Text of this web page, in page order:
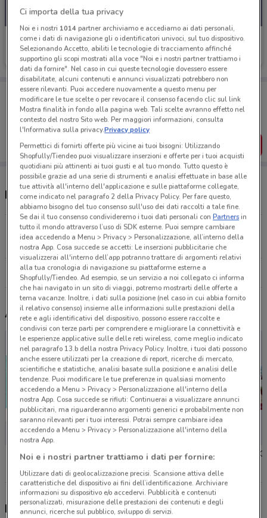
+ Medical Parafarmacia
Scade il 08/09 20.1 km
Porta DoveConviene sempre con te!
Puoi trovare le migliori offerte dei negozi vicino a te,
salvarle e creare la tua lista del risparmio, comodamente
dal tuo cellulare.
SCARICA L’APP
Negozi + Medical Parafarmacia a Napoli
Ss 87 Caserta
20.1 km
Tutti i negozi + Medical Parafarmacia
Altri volantini nelle vicinanze
VisionOttica VisionOttica
Nuovi prodotti da provare
Ci importa della tua privacy
Noi e i nostri 1014partner archiviamo e accediamo ai dati personali,
come i dati di navigazione gli o identificatori univoci, sul tuo dispositivo.
Selezionando Accetto, abiliti le tecnologie di tracciamento affinché
supportino gli scopi mostrati alla voce "Noi e i nostri partner trattiamo i
dati da fornire". Nel caso in cui queste tecnologie dovessero essere
disabilitate, alcuni contenuti e annunci visualizzati potrebbero non
essere rilevanti. Puoi accedere nuovamente a questo menu per
modificare le tue scelte o per revocare il consenso facendo clic sul link
Mostra finalità in fondo alla pagina web. Tali scelte avranno effetto nel
contesto del nostro Sito web. Per maggiori informazioni, consulta
l'Informativa sulla privacy.Privacy policy
Permettici di fornirti offerte più vicine ai tuoi bisogni: Utilizzando
Shopfully/Tiendeo puoi visualizzare inserzioni e offerte per i tuoi acquisti
quotidiani più attinenti ai tuoi gusti e al tuo mondo. Tutto questo è
possibile grazie ad una serie di strumenti e analisi effettuate in base alle
tue attività all'interno dell'applicazione e sulle piattaforme collegate,
come indicato nel paragrafo 2 della Privacy Policy. Per fare questo,
abbiamo bisogno del tuo consenso sull'uso dei dati raccolti a tale fine.
Se dai il tuo consenso condivideremo i tuoi dati personali conPartnersin
tutto il mondo attraverso l’uso di SDK esterne. Puoi sempre cambiare
idea accedendo a Menu > Privacy > Personalizzazione, all’interno della
nostra App. Cosa succede se accetti: Le inserzioni pubblicitarie che
visualizzerai all'interno dell’app potranno trattare di argomenti relativi
alla tua cronologia di navigazione su piattaforme esterne a
Shopfully/Tiendeo. Ad esempio, se un servizio a noi collegato ci informa
che hai navigato in un sito di viaggi, potremo mostrarti delle offerte a
tema vacanze. Inoltre, i dati sulla posizione (nel caso in cui abbia fornito
il relativo consenso) insieme alle informazioni sulle prestazioni della
rete e agli identificativi del dispositivo, possono essere raccolte e
condivisi con terze parti per comprendere e migliorare la connettività e
le esperienze applicative sulle delle reti wireless, come meglio indicato
nel paragrafo 13.b della nostra Privacy Policy. Inoltre, i tuoi dati possono
anche essere utilizzati per la creazione di report, ricerche di mercato,
scientifiche e statistiche, analisi basate sulla posizione e analisi delle
tendenze. Puoi modificare le tue preferenze in qualsiasi momento
accedendo a Menu > Privacy > Personalizzazione all'interno della
nostra App. Cosa succede se rifiuti: Continuerai a visualizzare annunci
pubblicitari, ma riguarderanno argomenti generici e probabilmente non
saranno rilevanti per i tuoi interessi. Potrai sempre cambiare idea
accedendo a Menu > Privacy > Personalizzazione all'interno della
nostra App.
Noi e i nostri partner trattiamo i dati per fornire:
Utilizzare dati di geolocalizzazione precisi. Scansione attiva delle
caratteristiche del dispositivo ai fini dell’identificazione. Archiviare
informazioni su dispositivo e/o accedervi. Pubblicità e contenuti
personalizzati, misurazione delle prestazioni dei contenuti e degli
annunci, ricerche sul pubblico, sviluppo di servizi.